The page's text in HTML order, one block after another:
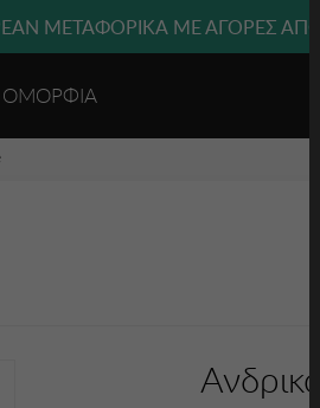
ΜΕΤΑΦΟΡΙΚΑ ΜΕ ΑΓΟΡΕΣ ΑΠΌ
ΟΜΟΡΦΙΑ